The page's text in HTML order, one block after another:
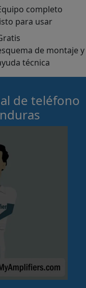
completo
para usar
de montaje y
técnica
de teléfono